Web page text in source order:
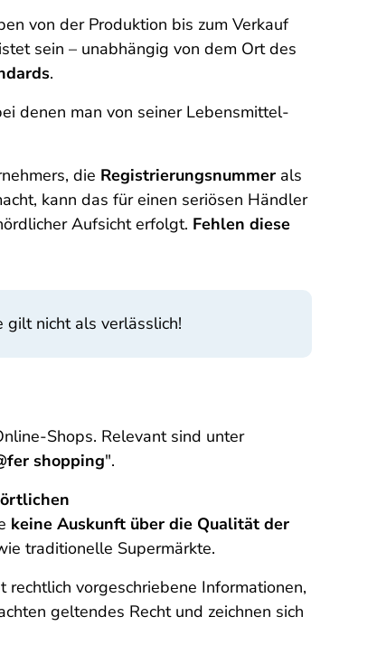
von der Produktion bis zum Verkauf
sein – unabhängig von dem Ort des
.
denen man von seiner Lebensmittel-
die Registrierungsnummer als
kann das für einen seriösen Händler
Aufsicht erfolgt. Fehlen diese
gilt nicht als verlässlich!
Shops. Relevant sind unter
shopping".
keine Auskunft über die Qualität der
traditionelle Supermärkte.
rechtlich vorgeschriebene Informationen,
geltendes Recht und zeichnen sich